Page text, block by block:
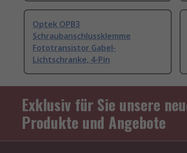
Optek OPB3
Schraubanschlussklemme
Fototransistor Gabel-
Lichtschranke, 4-Pin
Exklusiv für Sie unsere
Produkte und Angebote